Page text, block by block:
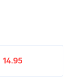
14.95